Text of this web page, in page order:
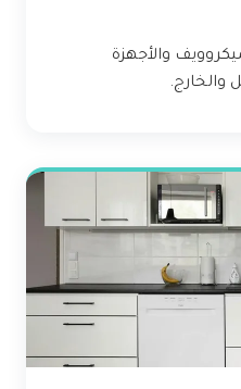
والأجهزة
والخارج.